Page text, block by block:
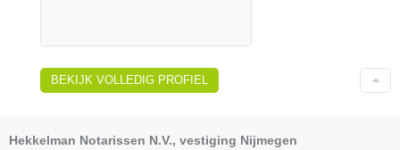
BEKIJK VOLLEDIG PROFIEL
Hekkelman Notarissen N.V., vestiging Nijmegen